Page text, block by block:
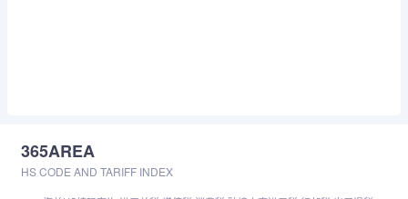
365AREA
HS CODE AND TARIFF INDEX